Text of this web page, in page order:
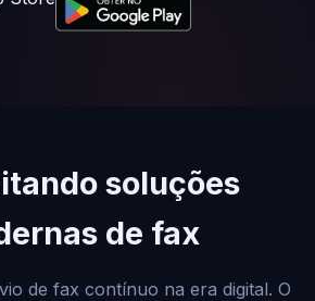
soluções
de fax
de fax contínuo na era digital. O